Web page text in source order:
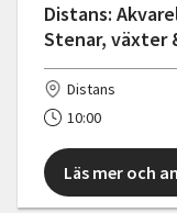
Distans:
Stenar, växter
Distans
10:00
Läs mer och